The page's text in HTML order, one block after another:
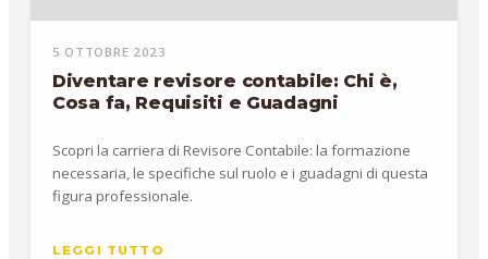
5 OTTOBRE 2023
Diventare revisore contabile: Chi è,
Cosa fa, Requisiti e Guadagni
Scopri la carriera di Revisore Contabile: la formazione
necessaria, le specifiche sul ruolo e i guadagni di questa
figura professionale.
LEGGI TUTTO